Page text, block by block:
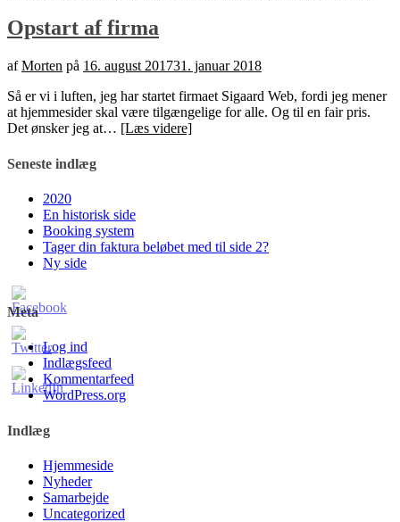
Opstart af firma
afMorten på 16. august 201731. januar 2018
Så er vi i luften, jeg har startet firmaet Sigaard Web, fordi jeg mener
at hjemmesider skal være tilgængelige for alle. Og til en fair pris.
Det ønsker jeg at… [Læs videre]
Seneste indlæg
2020
En historisk side
Booking system
Tager din faktura beløbet med til side 2?
Ny side
Meta
Log ind
Indlægsfeed
Kommentarfeed
WordPress.org
Indlæg
Hjemmeside
Nyheder
Samarbejde
Uncategorized